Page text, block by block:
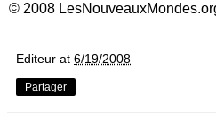
© 2008
Editeur at 6/19/2008
Partager